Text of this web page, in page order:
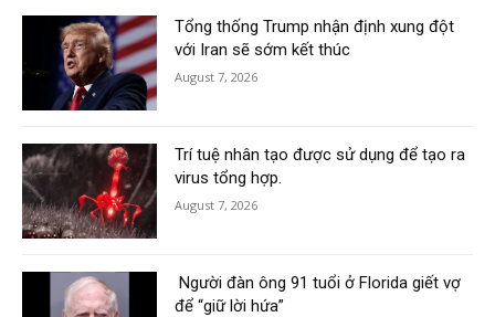
Tổng thống Trump nhận định xung đột
với Iran sẽ sớm kết thúc
August 7, 2026
Trí tuệ nhân tạo được sử dụng để tạo ra
virus tổng hợp.
August 7, 2026
Người đàn ông 91 tuổi ở Florida giết vợ
để “giữ lời hứa”